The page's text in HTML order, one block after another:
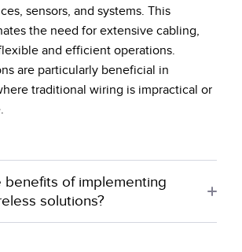
sensors, and systems. This
the need for extensive cabling,
and efficient operations.
are particularly beneficial in
traditional wiring is impractical or
benefits of implementing
solutions?